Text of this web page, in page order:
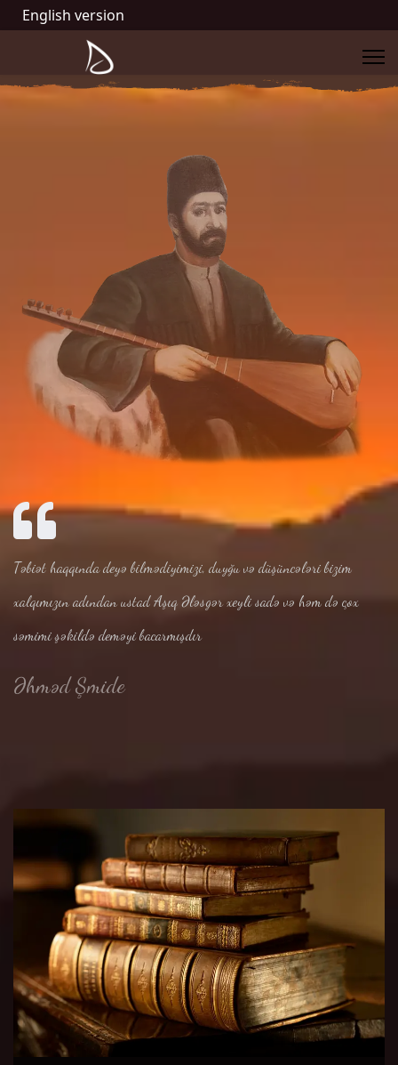
English version
Təbiət haqqında deyə bilmədiyimizi, duyğu və düşüncələri bizim
xalqımızın adından ustad Aşıq Ələsgər xeyli sadə və həm də çox
səmimi şəkildə deməyi bacarmışdır
Əhməd Şmide